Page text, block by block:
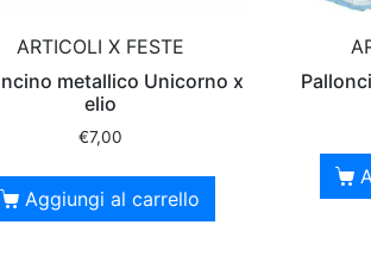
ARTICOLI X FESTE
metallico Unicorno x
elio
€7,00
Aggiungi al carrello